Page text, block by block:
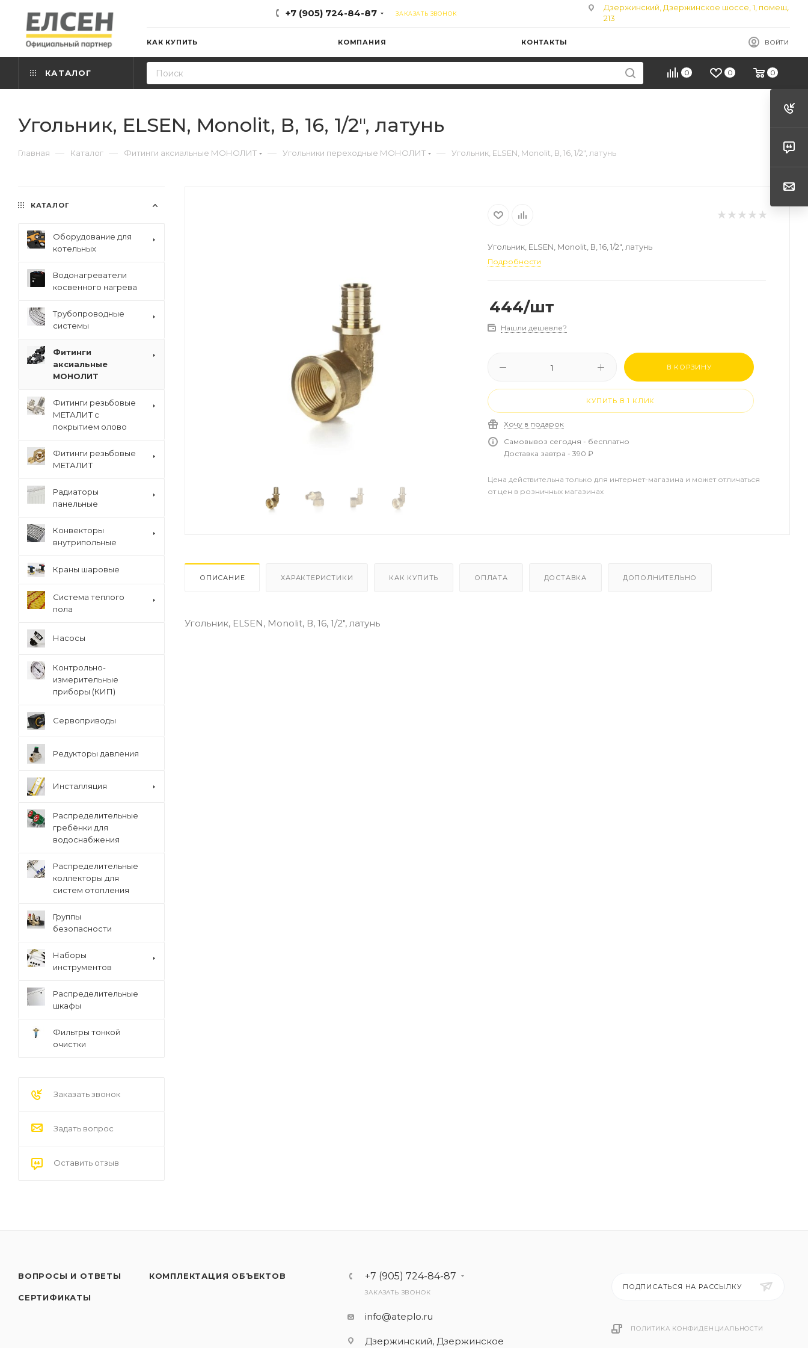
+7 (905) 724-84-87 ЗАКАЗАТЬ ЗВОНОК
Дзержинский, Дзержинское шоссе, 1, помещ.
213
ВОЙТИ
КАК КУПИТЬ КОМПАНИЯ КОНТАКТЫ
0 0 0
КАТАЛОГ
Угольник, ELSEN, Monolit, В, 16, 1/2", латунь
Главная — Каталог — Фитинги аксиальные МОНОЛИТ — Угольники переходные МОНОЛИТ — Угольник, ELSEN, Monolit, В, 16, 1/2", латунь
Угольник, ELSEN, Monolit, В, 16, 1/2", латунь
Подробности
444/шт
Нашли дешевле?
В КОРЗИНУ
КУПИТЬ В 1 КЛИК
Хочу в подарок
Самовывоз сегодня - бесплатно
Доставка завтра - 390 ₽
Цена действительна только для интернет-магазина и может отличаться
от цен в розничных магазинах
ОПИСАНИЕ ХАРАКТЕРИСТИКИ КАК КУПИТЬ ОПЛАТА ДОСТАВКА ДОПОЛНИТЕЛЬНО
Угольник, ELSEN, Monolit, В, 16, 1/2", латунь
КАТАЛОГ
Оборудование для
котельных
Водонагреватели
косвенного нагрева
Трубопроводные
системы
Фитинги
аксиальные
МОНОЛИТ
Фитинги резьбовые
МЕТАЛИТ с
покрытием олово
Фитинги резьбовые
МЕТАЛИТ
Радиаторы
панельные
Конвекторы
внутрипольные
Краны шаровые
Система теплого
пола
Насосы
Контрольно-
измерительные
приборы (КИП)
Сервоприводы
Редукторы давления
Инсталляция
Распределительные
гребёнки для
водоснабжения
Распределительные
коллекторы для
систем отопления
Группы
безопасности
Наборы
инструментов
Распределительные
шкафы
Фильтры тонкой
очистки
Заказать звонок
Задать вопрос
Оставить отзыв
ВОПРОСЫ И ОТВЕТЫ КОМПЛЕКТАЦИЯ ОБЪЕКТОВ
СЕРТИФИКАТЫ
+7 (905) 724-84-87
ЗАКАЗАТЬ ЗВОНОК
info@ateplo.ru
Дзержинский, Дзержинское
ПОДПИСАТЬСЯ НА РАССЫЛКУ
ПОЛИТИКА КОНФИДЕНЦИАЛЬНОСТИ